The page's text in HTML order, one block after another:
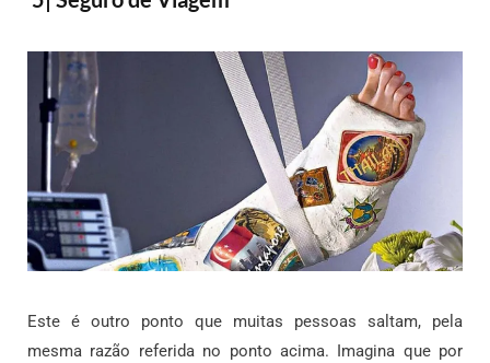
Este é outro ponto que muitas pessoas saltam, pela
mesma razão referida no ponto acima. Imagina que por